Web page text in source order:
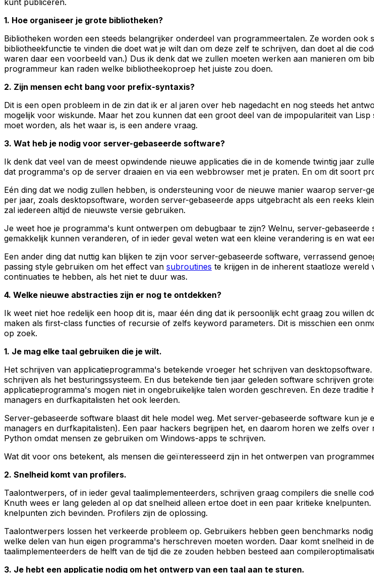
1. Hoe organiseer je grote bibliotheken?
Bibliotheken worden een steeds belangrijker onderdeel van programmeertalen. Ze worden
bibliotheekfunctie te vinden die doet wat je wilt dan om deze zelf te schrijven, dan doet al die
waren daar een voorbeeld van.) Dus ik denk dat we zullen moeten werken aan manieren om
programmeur kan raden welke bibliotheekoproep het juiste zou doen.
2. Zijn mensen echt bang voor prefix-syntaxis?
Dit is een open probleem in de zin dat ik er al jaren over heb nagedacht en nog steeds het
mogelijk voor wiskunde. Maar het zou kunnen dat een groot deel van de impopulariteit van
moet worden, als het waar is, is een andere vraag.
3. Wat heb je nodig voor server-gebaseerde software?
Ik denk dat veel van de meest opwindende nieuwe applicaties die in de komende twintig jaar
dat programma's op de server draaien en via een webbrowser met je praten. En om dit soort
Eén ding dat we nodig zullen hebben, is ondersteuning voor de nieuwe manier waarop
per jaar, zoals desktopsoftware, worden server-gebaseerde apps uitgebracht als een reeks
zal iedereen altijd de nieuwste versie gebruiken.
Je weet hoe je programma's kunt ontwerpen om debugbaar te zijn? Welnu, server-
gemakkelijk kunnen veranderen, of in ieder geval weten wat een kleine verandering is en wat
Een ander ding dat nuttig kan blijken te zijn voor server-gebaseerde software, verrassend
passing style gebruiken om het effect van subroutines te krijgen in de inherent staatloze wereld
continuaties te hebben, als het niet te duur was.
4. Welke nieuwe abstracties zijn er nog te ontdekken?
Ik weet niet hoe redelijk een hoop dit is, maar één ding dat ik persoonlijk echt graag zou willen
maken als first-class functies of recursie of zelfs keyword parameters. Dit is misschien een
op zoek.
1. Je mag elke taal gebruiken die je wilt.
Het schrijven van applicatieprogramma's betekende vroeger het schrijven van
schrijven als het besturingssysteem. En dus betekende tien jaar geleden software schrijven
applicatieprogramma's mogen niet in ongebruikelijke talen worden geschreven. En deze
managers en durfkapitalisten het ook leerden.
Server-gebaseerde software blaast dit hele model weg. Met server-gebaseerde software kun
managers en durfkapitalisten). Een paar hackers begrijpen het, en daarom horen we zelfs
Python omdat mensen ze gebruiken om Windows-apps te schrijven.
Wat dit voor ons betekent, als mensen die geïnteresseerd zijn in het ontwerpen van
2. Snelheid komt van profilers.
Taalontwerpers, of in ieder geval taalimplementeerders, schrijven graag compilers die snelle
Knuth wees er lang geleden al op dat snelheid alleen ertoe doet in een paar kritieke
knelpunten zich bevinden. Profilers zijn de oplossing.
Taalontwerpers lossen het verkeerde probleem op. Gebruikers hebben geen benchmarks
welke delen van hun eigen programma's herschreven moeten worden. Daar komt snelheid in
taalimplementeerders de helft van de tijd die ze zouden hebben besteed aan
3. Je hebt een applicatie nodig om het ontwerp van een taal aan te sturen.